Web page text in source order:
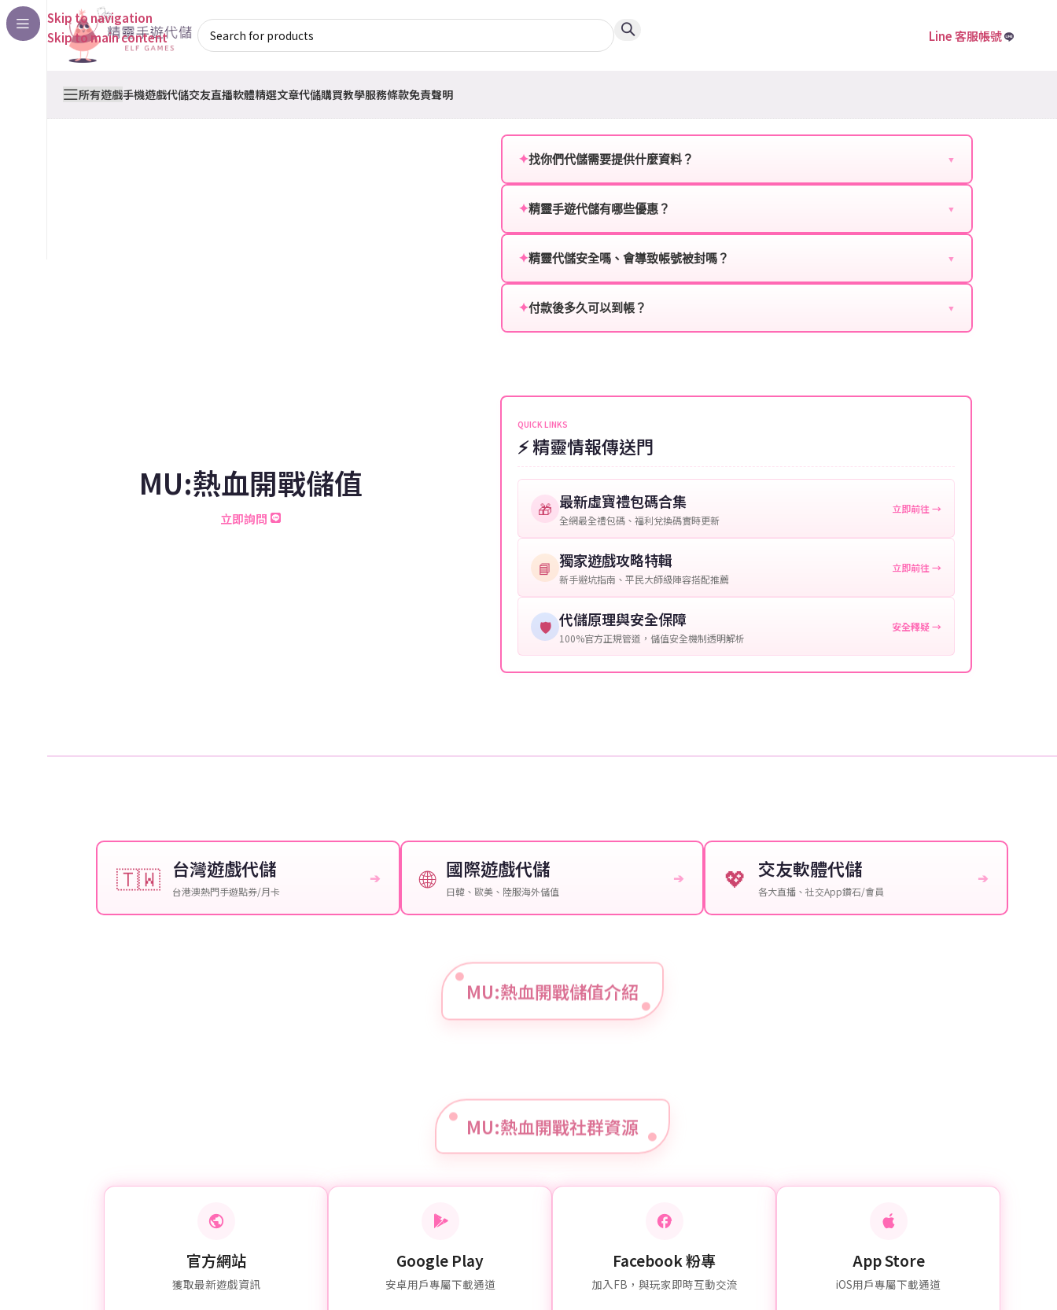
Skip to navigation
Skip to main content
Line 客服帳號
所有遊戲手機遊戲代儲交友直播軟體精選文章代儲購買教學服務條款免責聲明
MU:熱血開戰儲值
立即詢問
✦找你們代儲需要提供什麼資料？ ▼
登入方式：您的遊戲登入方式（如Facebook、Google等）。
遊戲帳號：您的遊戲帳號或ID。
購買截圖：所購買商品的截圖以作確認。
提供這些信息能幫助我們更快地處理您的代儲需求，確保您盡享遊戲樂趣！
✦精靈手遊代儲有哪些優惠？ ▼
活動，儲值最低6折起，讓玩家隨時都能享有優惠價格。
✦精靈代儲安全嗎、會導致帳號被封嗎？ ▼
或異常儲值管道。您獲得的遊戲商品與官方購買的內容相同，可以安心使用。
✦付款後多久可以到帳？ ▼
QUICK LINKS
⚡ 精靈情報傳送門
🎁 最新虛寶禮包碼合集
全網最全禮包碼、福利兌換碼實時更新
立即前往 →
📘 獨家遊戲攻略特輯
新手避坑指南、平民大師級陣容搭配推薦
立即前往 →
🛡️ 代儲原理與安全保障
100%官方正規管道，儲值安全機制透明解析
安全釋疑 →
🇹🇼 台灣遊戲代儲
台港澳熱門手遊點券/月卡
➔ 🌐 國際遊戲代儲
日韓、歐美、陸服海外儲值
➔ 💖 交友軟體代儲
各大直播、社交App鑽石/會員
➔
MU:熱血開戰儲值介紹
MU:熱血開戰社群資源
官方網站
獲取最新遊戲資訊
Google Play
安卓用戶專屬下載通道
Facebook 粉專
加入FB，與玩家即時互動交流
App Store
iOS用戶專屬下載通道